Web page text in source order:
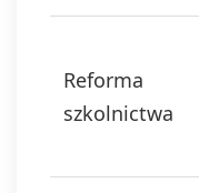
Reforma
szkolnictwa